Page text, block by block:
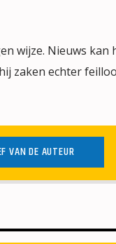
wijze. Nieuws kan
zaken echter
VAN DE AUTEUR